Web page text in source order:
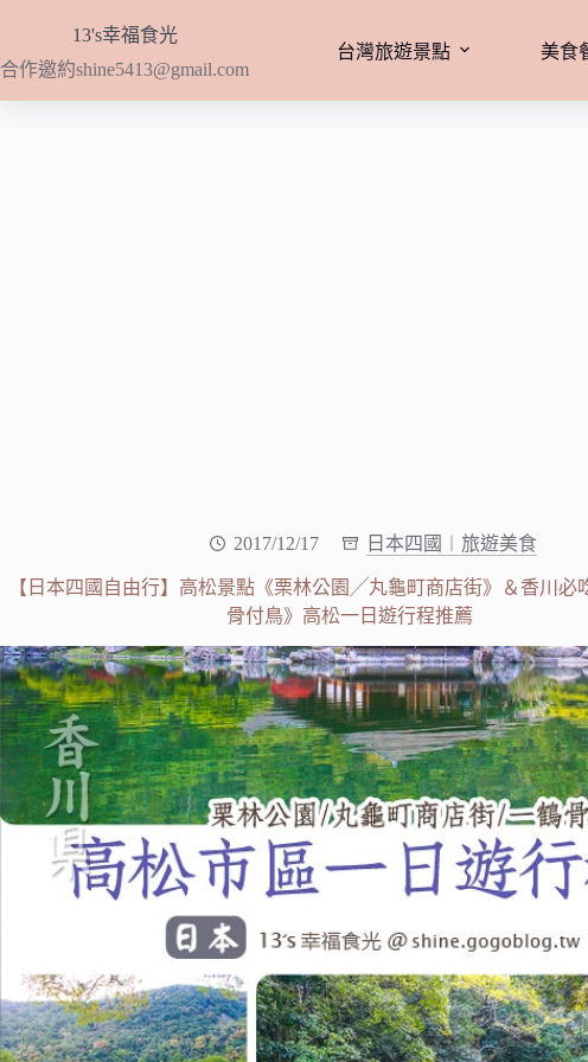
主
要
13's幸福食光
合作邀約shine5413@gmail.com
台灣旅遊景點 美食
2017/12/17 日本四國︱旅遊美食
【日本四國自由行】高松景點《栗林公園╱丸龜町商店街》＆香川必
骨付鳥》高松一日遊行程推薦